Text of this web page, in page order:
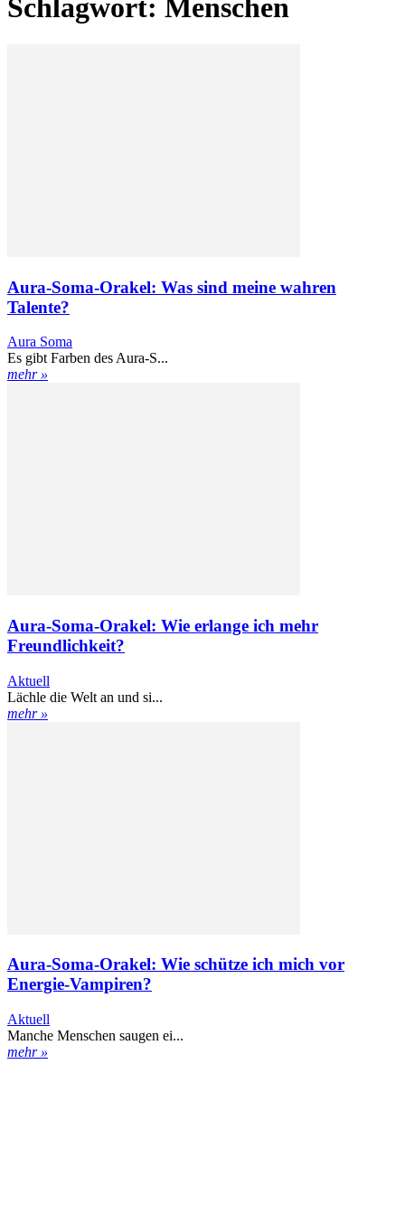
Schlagwort: Menschen
Aura-Soma-Orakel: Was sind meine wahren
Talente?
Aura Soma
Es gibt Farben des Aura-S...
mehr »
Aura-Soma-Orakel: Wie erlange ich mehr
Freundlichkeit?
Aktuell
Lächle die Welt an und si...
mehr »
Aura-Soma-Orakel: Wie schütze ich mich vor
Energie-Vampiren?
Aktuell
Manche Menschen saugen ei...
mehr »